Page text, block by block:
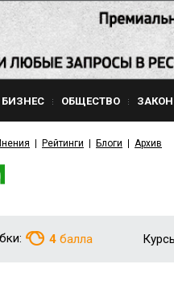
БИЗНЕС ОБЩЕСТВО ЗАКОН
Рейтинги Блоги Архив
4 балла